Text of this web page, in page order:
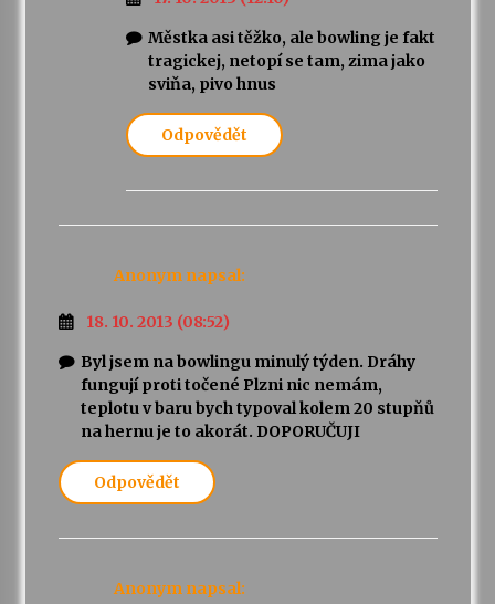
Varhanní recitál Michala Novenka v Klášteře
Želiv
3. 7. 2026
Petr Adamec – Malovaný svět
Městka asi těžko, ale bowling je fakt
tragickej, netopí se tam, zima jako
sviňa, pivo hnus
Odpovědět
Anonym napsal:
18. 10. 2013 (08:52)
Byl jsem na bowlingu minulý týden. Dráhy
fungují proti točené Plzni nic nemám,
teplotu v baru bych typoval kolem 20 stupňů
na hernu je to akorát. DOPORUČUJI
Odpovědět
Anonym napsal: